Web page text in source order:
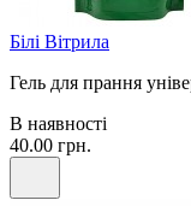
Білі Вітрила
Гель для прання
В наявності
40.00 грн.